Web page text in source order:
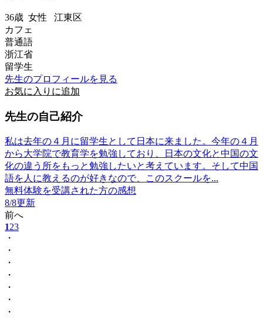
36歳 女性 江東区
カフェ
普通語
浙江省
留学生
先生のプロフィールを見る
お気に入りに追加
先生の自己紹介
私は去年の４月に留学生として日本に来ました。今年の４月
から大学院で教育学を勉強しており、日本の文化と中国の文
化の違う所をもっと勉強したいと考えています。そして中国
語を人に教えるのが好きなので、このスクールを...
無料体験を受講された方の感想
8/8更新
前へ
123
・
・
・
・
・
・
・